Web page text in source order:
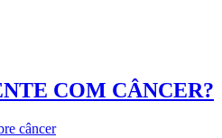
COM CÂNCER?